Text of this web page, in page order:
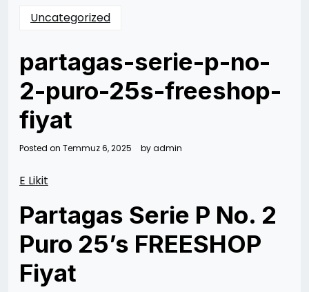
Uncategorized
partagas-serie-p-no-
2-puro-25s-freeshop-
fiyat
Posted on Temmuz 6, 2025 byadmin
E Likit
Partagas Serie P No. 2
Puro 25’s FREESHOP
Fiyat